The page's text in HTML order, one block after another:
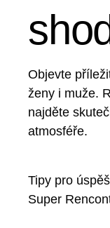
Objevte
ženy i muže.
najděte
atmosféře.
Tipy pro
Super